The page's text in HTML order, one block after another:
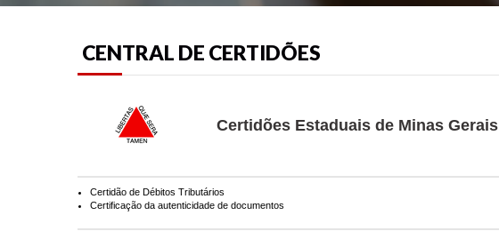
CENTRAL DE CERTIDÕES
Certidões Estaduais de Minas Gerais
Certidão de Débitos Tributários
Certificação da autenticidade de documentos